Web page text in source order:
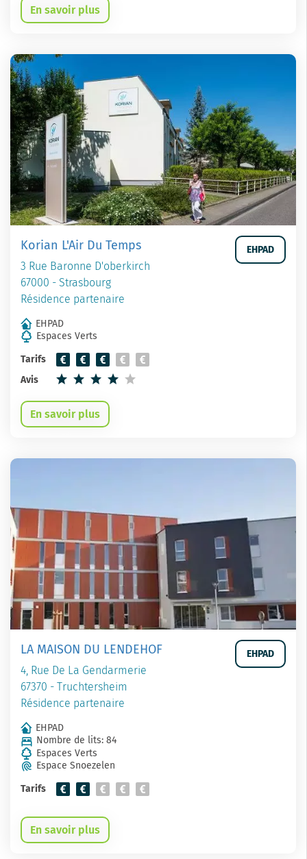
En savoir plus
Korian L'Air Du Temps
3 Rue Baronne D'oberkirch
67000 - Strasbourg
Résidence partenaire
EHPAD
EHPAD
Espaces Verts
Tarifs
Avis
En savoir plus
LA MAISON DU LENDEHOF
4, Rue De La Gendarmerie
67370 - Truchtersheim
Résidence partenaire
EHPAD
EHPAD
Nombre de lits: 84
Espaces Verts
Espace Snoezelen
Tarifs
En savoir plus